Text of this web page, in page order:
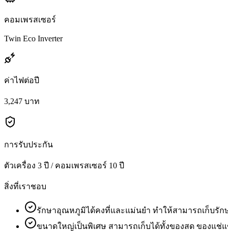
คอมเพรสเซอร์
Twin Eco Inverter
ค่าไฟต่อปี
3,247 บาท
การรับประกัน
ตัวเครื่อง 3 ปี / คอมเพรสเซอร์ 10 ปี
สิ่งที่เราชอบ
รักษาอุณหภูมิได้คงที่และแม่นยำ ทำให้สามารถเก็บรัก
ขนาดใหญ่เป็นพิเศษ สามารถเก็บได้ทั้งของสด ของแช่